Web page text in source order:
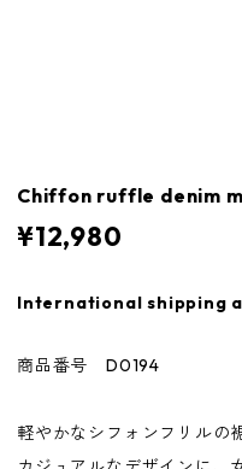
Chiffon ruffle denim
¥12,980
International shipping
商品番号 D0194
軽やかなシフォンフリルの